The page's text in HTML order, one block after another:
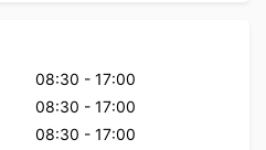
08:30 - 17:00
08:30 - 17:00
08:30 - 17:00